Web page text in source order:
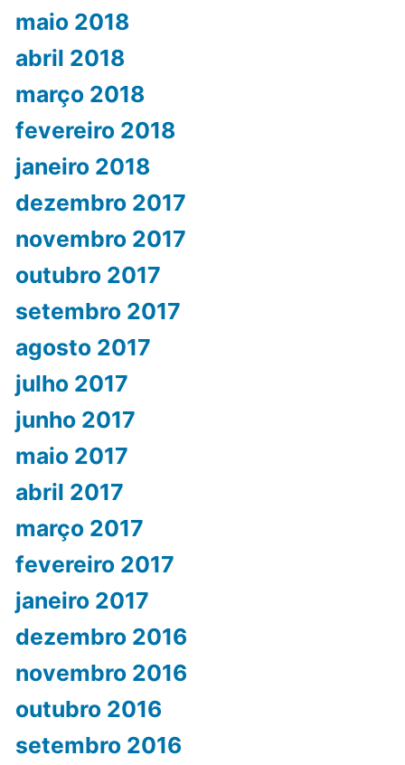
maio 2018
abril 2018
março 2018
fevereiro 2018
janeiro 2018
dezembro 2017
novembro 2017
outubro 2017
setembro 2017
agosto 2017
julho 2017
junho 2017
maio 2017
abril 2017
março 2017
fevereiro 2017
janeiro 2017
dezembro 2016
novembro 2016
outubro 2016
setembro 2016